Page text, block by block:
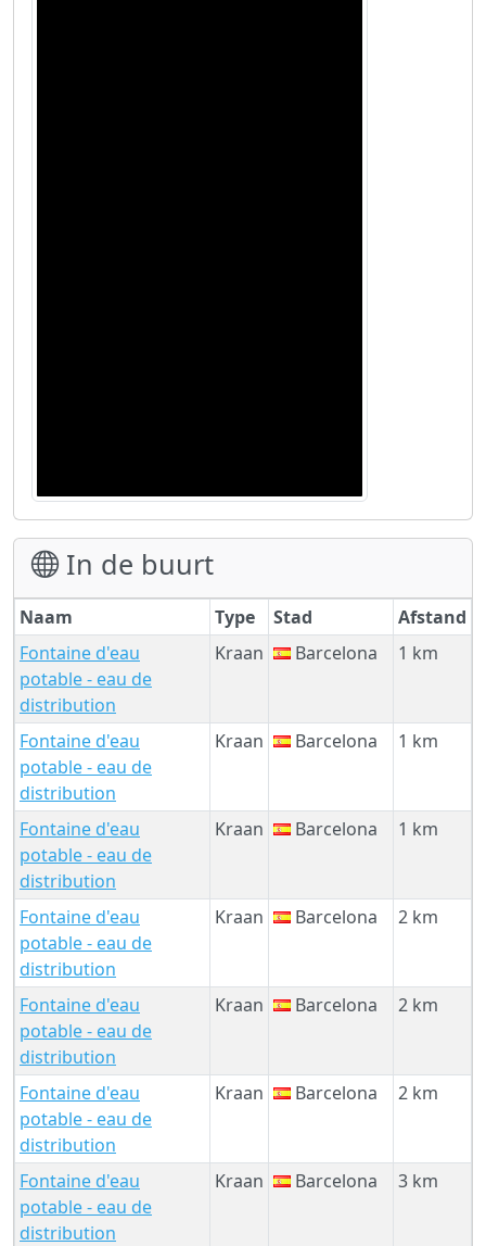
In de buurt
Naam Type Stad
Afstand
Fontaine d'eau
potable - eau de
distribution
Kraan Barcelona 1 km
Fontaine d'eau
potable - eau de
distribution
Kraan Barcelona 1 km
Fontaine d'eau
potable - eau de
distribution
Kraan Barcelona 1 km
Fontaine d'eau
potable - eau de
distribution
Kraan Barcelona 2 km
Fontaine d'eau
potable - eau de
distribution
Kraan Barcelona 2 km
Fontaine d'eau
potable - eau de
distribution
Kraan Barcelona 2 km
Fontaine d'eau
potable - eau de
distribution
Kraan Barcelona 3 km